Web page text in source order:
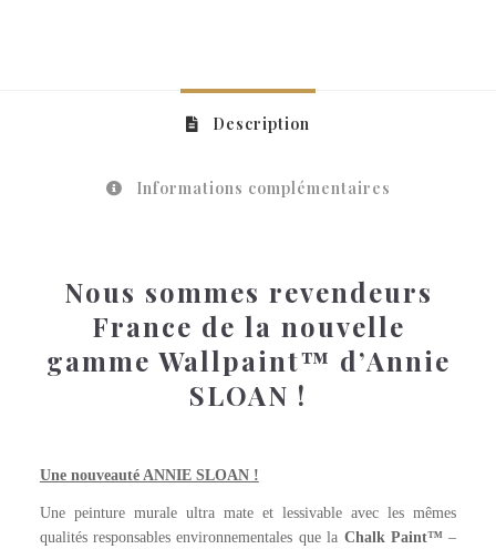
Description
Informations complémentaires
Nous sommes revendeurs
France de la nouvelle
gamme Wallpaint™ d’Annie
SLOAN !
Une nouveauté ANNIE SLOAN !
Une peinture murale ultra mate et lessivable avec les mêmes
qualités responsables environnementales que la Chalk Paint™–